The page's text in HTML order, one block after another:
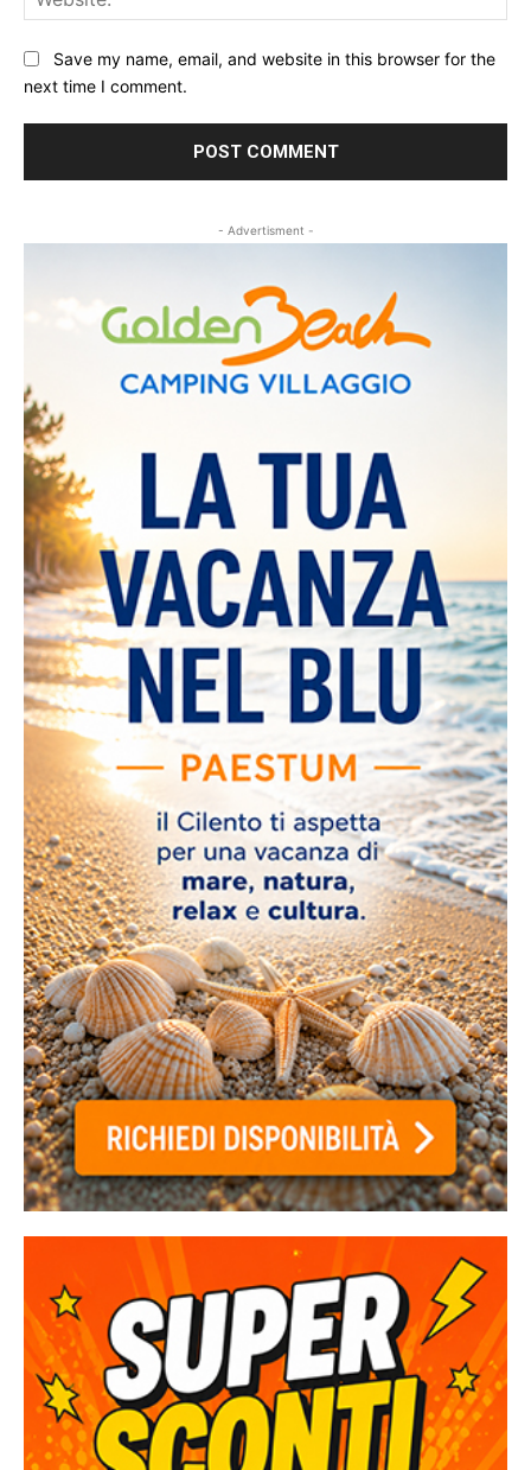
Save my name, email, and website in this browser for the
next time I comment.
- Advertisment -